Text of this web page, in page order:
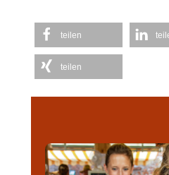
teilen
teilen